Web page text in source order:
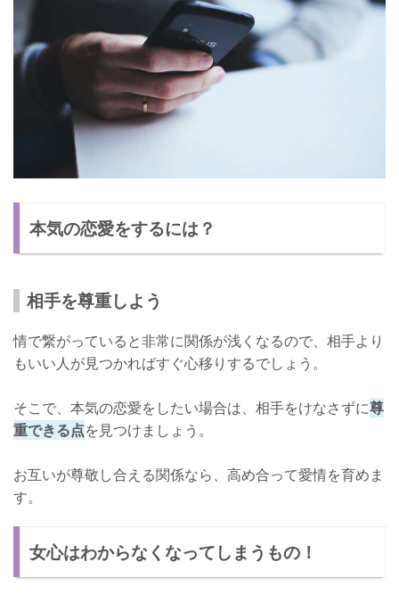
本気の恋愛をするには？
相手を尊重しよう
情で繋がっていると非常に関係が浅くなるので、相手より
もいい人が見つかればすぐ心移りするでしょう。
そこで、本気の恋愛をしたい場合は、相手をけなさずに尊
重できる点を見つけましょう。
お互いが尊敬し合える関係なら、高め合って愛情を育めま
す。
女心はわからなくなってしまうもの！